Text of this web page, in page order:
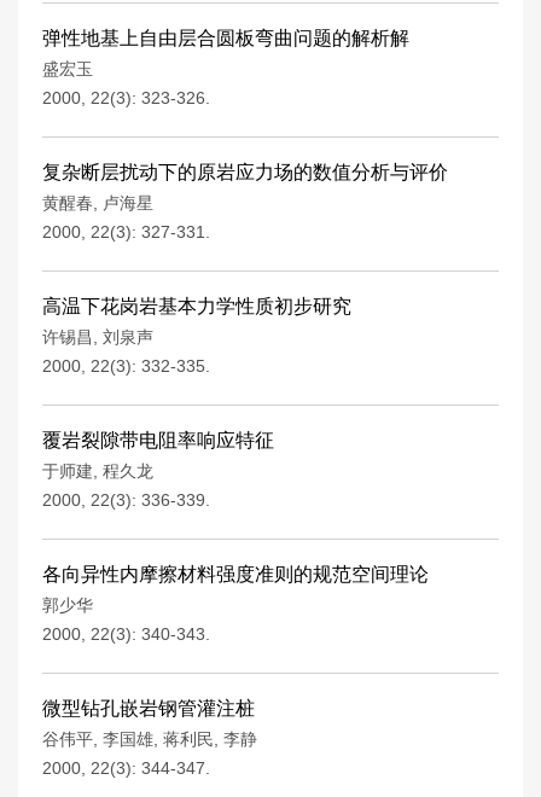
弹性地基上自由层合圆板弯曲问题的解析解
盛宏玉
2000, 22(3): 323-326.
复杂断层扰动下的原岩应力场的数值分析与评价
黄醒春
卢海星
2000, 22(3): 327-331.
高温下花岗岩基本力学性质初步研究
许锡昌
刘泉声
2000, 22(3): 332-335.
覆岩裂隙带电阻率响应特征
于师建 程久龙
2000, 22(3): 336-339.
各向异性内摩擦材料强度准则的规范空间理论
郭少华
2000, 22(3): 340-343.
微型钻孔嵌岩钢管灌注桩
谷伟平 李国雄 蒋利民 李静
2000, 22(3): 344-347.